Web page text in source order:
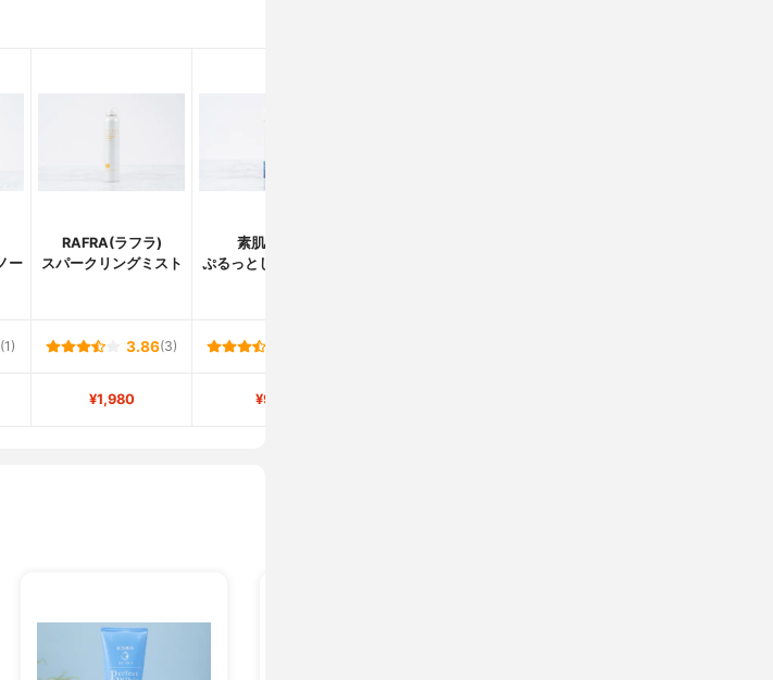
ー
RAFRA(ラフラ)
スパークリングミスト
素肌しずく
ぷるっとしずく化粧水
(1) 3.86(3)
¥1,980 ¥970